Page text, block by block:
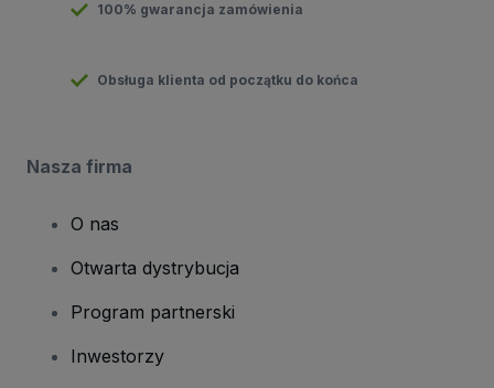
100% gwarancja zamówienia
Obsługa klienta od początku do końca
Nasza firma
O nas
Otwarta dystrybucja
Program partnerski
Inwestorzy